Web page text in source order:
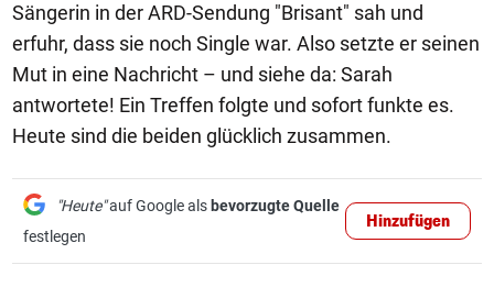
Sängerin in der ARD-Sendung "Brisant" sah und
erfuhr, dass sie noch Single war. Also setzte er seinen
Mut in eine Nachricht – und siehe da: Sarah
antwortete! Ein Treffen folgte und sofort funkte es.
Heute sind die beiden glücklich zusammen.
"Heute"auf Google als bevorzugte Quelle
festlegen
Hinzufügen